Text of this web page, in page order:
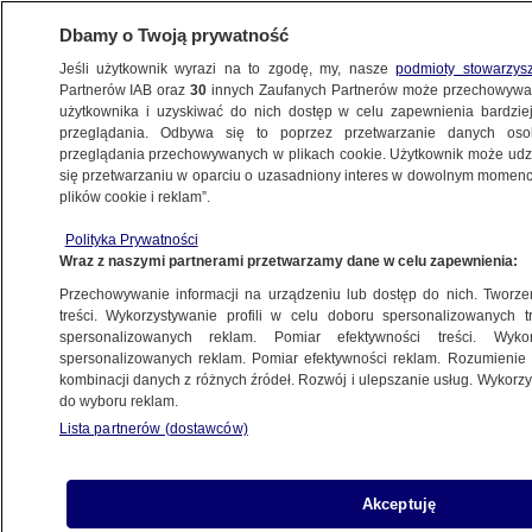
ŚWIAT
Protestują przeciwko polityce
mieszkaniowej
Adam Styczek
26.05.2026, 07:53
Posłuchaj artykułu
Dbamy o Twoją prywatność
Jeśli użytkownik wyrazi na to zgodę, my, naszepodmioty
Partnerów IAB oraz30 innych Zaufanych Partnerów może
użytkownika i uzyskiwać do nich dostęp w celu zapewnienia
przeglądania. Odbywa się to poprzez przetwarzanie danych
przeglądania przechowywanych w plikach cookie. Użytkownik może
się przetwarzaniu w oparciu o uzasadniony interes w dowolnym
plików cookie i reklam”.
Polityka Prywatności
Wraz z naszymi partnerami przetwarzamy dane w celu zapewnienia:
Przechowywanie informacji na urządzeniu lub dostęp do nich.
treści. Wykorzystywanie profili w celu doboru spersonalizowanych
spersonalizowanych reklam. Pomiar efektywności treści.
spersonalizowanych reklam. Pomiar efektywności reklam.
kombinacji danych z różnych źródeł. Rozwój i ulepszanie usług.
do wyboru reklam.
Lista partnerów (dostawców)
Akceptuję